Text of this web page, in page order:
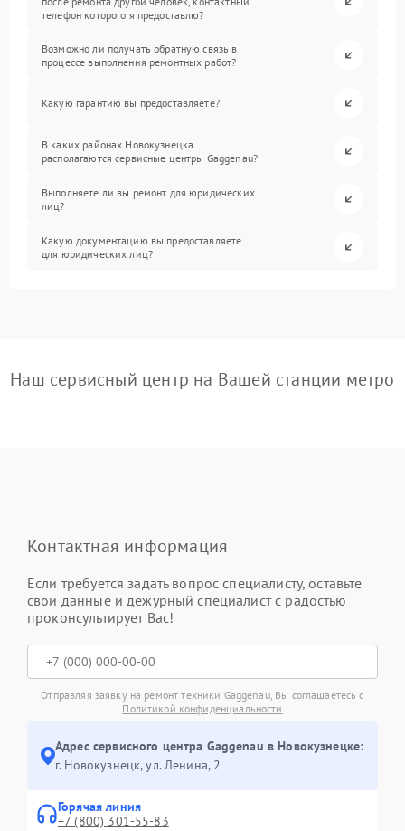
телефон которого я предоставлю?
Возможно ли получать обратную связь в
процессе выполнения ремонтных работ?
Какую гарантию вы предоставляете?
В каких районах Новокузнецка
располагаются сервисные центры Gaggenau?
Выполняете ли вы ремонт для юридических
лиц?
Какую документацию вы предоставляете
для юридических лиц?
Наш сервисный центр на Вашей станции метро
Контактная информация
Если требуется задать вопрос специалисту, оставьте
свои данные и дежурный специалист с радостью
проконсультирует Вас!
Отправляя заявку на ремонт техники Gaggenau, Вы соглашаетесь с
Политикой конфиденциальности
Адрес сервисного центра Gaggenau в Новокузнецке:
г. Новокузнецк, ул. Ленина, 2
Горячая линия
+7 (800) 301-55-83